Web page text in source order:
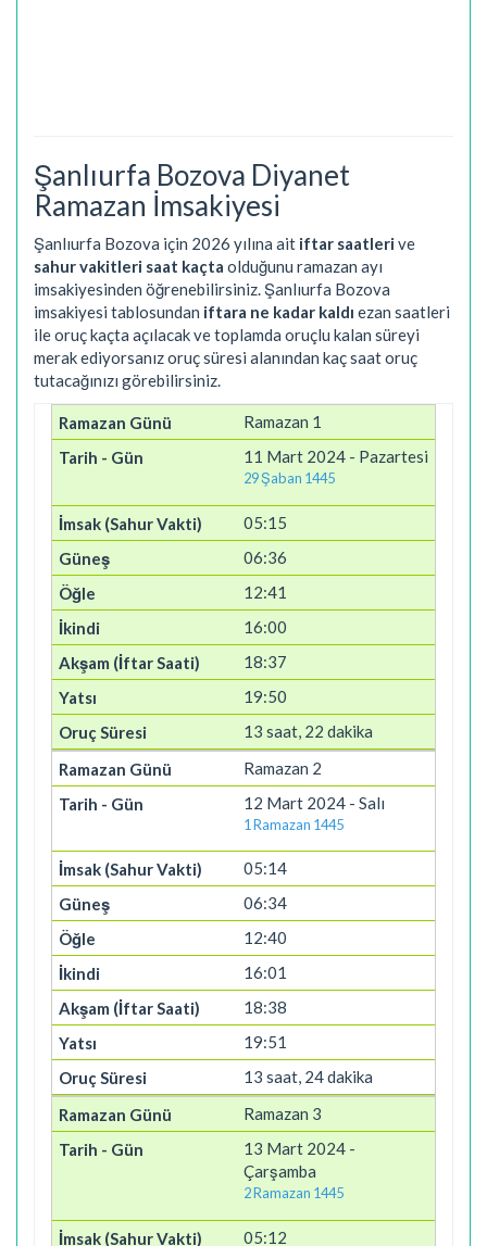
Şanlıurfa Bozova Diyanet
Ramazan İmsakiyesi
Şanlıurfa Bozova için 2026 yılına ait iftar saatlerive
sahur vakitleri saat kaçta olduğunu ramazan ayı
imsakiyesinden öğrenebilirsiniz. Şanlıurfa Bozova
imsakiyesi tablosundan iftara ne kadar kaldı ezan saatleri
ile oruç kaçta açılacak ve toplamda oruçlu kalan süreyi
merak ediyorsanız oruç süresi alanından kaç saat oruç
tutacağınızı görebilirsiniz.
Ramazan 1
11 Mart 2024 - Pazartesi
29 Şaban 1445
05:15
06:36
12:41
16:00
18:37
19:50
13 saat, 22 dakika
Ramazan 2
12 Mart 2024 - Salı
1 Ramazan 1445
05:14
06:34
12:40
16:01
18:38
19:51
13 saat, 24 dakika
Ramazan 3
13 Mart 2024 -
Çarşamba
2 Ramazan 1445
05:12